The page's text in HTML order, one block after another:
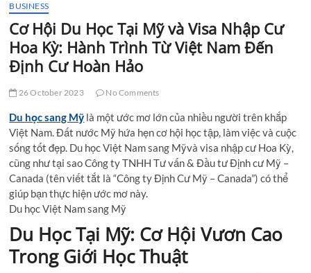
BUSINESS
Cơ Hội Du Học Tại Mỹ và Visa Nhập Cư
Hoa Kỳ: Hành Trình Từ Việt Nam Đến
Định Cư Hoàn Hảo
26 October 2023 No Comments
Du học sang Mỹ là một ước mơ lớn của nhiều người trên khắp
Việt Nam. Đất nước Mỹ hứa hẹn cơ hội học tập, làm việc và cuộc
sống tốt đẹp. Du học Việt Nam sang Mỹvà visa nhập cư Hoa Kỳ,
cũng như tại sao Công ty TNHH Tư vấn & Đầu tư Định cư Mỹ –
Canada (tên viết tắt là “Công ty Định Cư Mỹ – Canada”) có thể
giúp bạn thực hiện ước mơ này.
Du học Việt Nam sang Mỹ
Du Học Tại Mỹ: Cơ Hội Vươn Cao
Trong Giới Học Thuật